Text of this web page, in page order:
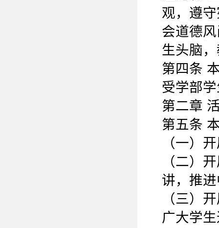
观，遵
会道德
生头脑
第四条
受学部
第二章
第五条
（一）
（二）
讲，推
（三）
广大学